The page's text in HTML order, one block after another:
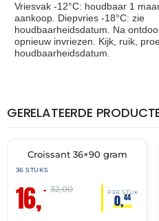
Vriesvak -12°C: houdbaar 1
aankoop. Diepvries -18°C: zie
houdbaarheidsdatum. Na
opnieuw invriezen. Kijk, ruik,
houdbaarheidsdatum.
GERELATEERDE
🔥 OP=OP
THT:
30-
Croissant 36×90 gram
36 STUKS
16,– PER STUK
0,44
32,00